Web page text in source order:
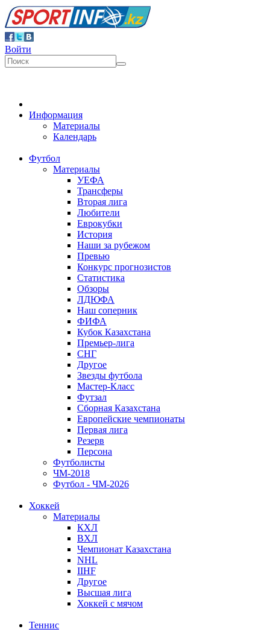
Войти
Информация
Материалы
Календарь
Футбол
Материалы
УЕФА
Трансферы
Вторая лига
Любители
Еврокубки
История
Наши за рубежом
Превью
Конкурс прогнозистов
Статистика
Обзоры
ЛДЮФА
Наш соперник
ФИФА
Кубок Казахстана
Премьер-лига
СНГ
Другое
Звезды футбола
Мастер-Класс
Футзал
Сборная Казахстана
Европейские чемпионаты
Первая лига
Резерв
Персона
Футболисты
ЧМ-2018
Футбол - ЧМ-2026
Хоккей
Материалы
КХЛ
ВХЛ
Чемпионат Казахстана
NHL
IIHF
Другое
Высшая лига
Хоккей с мячом
Теннис